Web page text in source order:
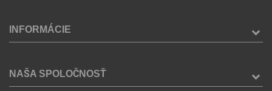
INFORMÁCIE
NAŠA SPOLOČNOSŤ